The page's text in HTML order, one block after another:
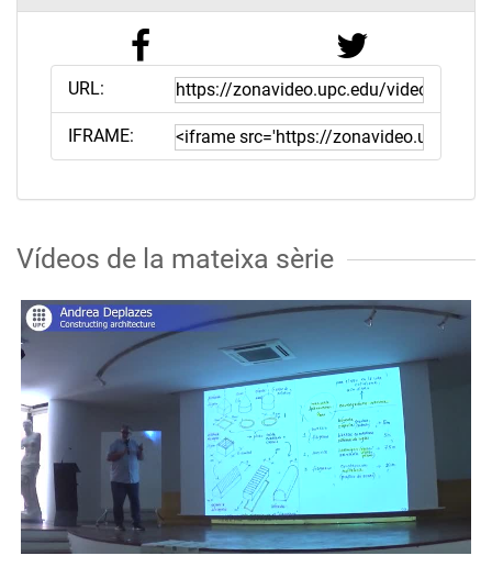
URL:
IFRAME:
Vídeos de la mateixa sèrie